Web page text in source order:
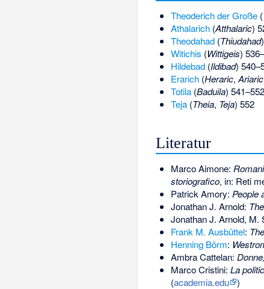
Theoderich der Große(
Athalarich(Atthalaric)
Theodahad(Thiudahad
Witichis (Wittigeis)
Hildebad(Ildibad)
Erarich(Heraric, Ariaric
Totila(Baduila) 541–552
Teja(Theia, Teja) 552
Literatur
Marco Aimone:
storiografico, in: Reti
Patrick Amory: People
Jonathan J. Arnold:
Jonathan J. Arnold, M.
Frank M. Ausbüttel:
Henning Börm:
Ambra Cattelan:
Marco Cristini: La
(academia.edu
)